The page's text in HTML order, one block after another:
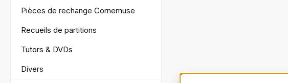
Pièces de rechange Cornemuse
Recueils de partitions
Tutors & DVDs
Divers